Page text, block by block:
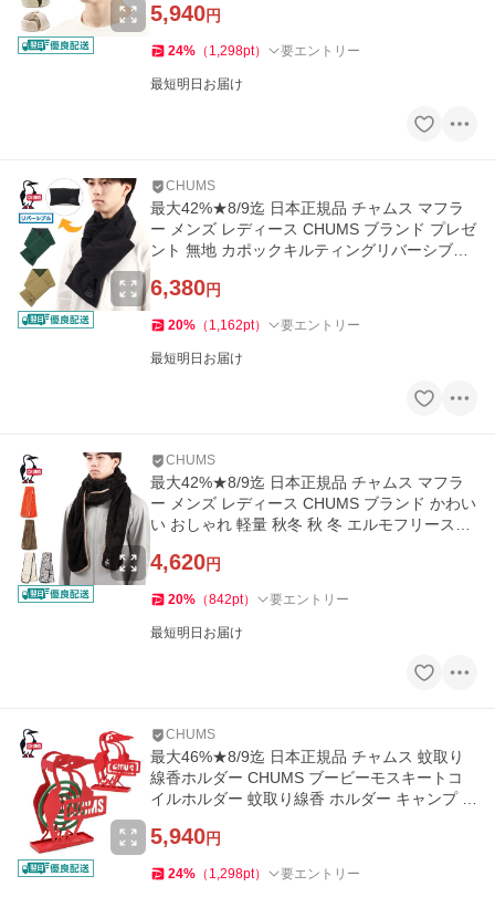
5,940円
24% （ 1,298pt） 要エントリー
最短明日お届け
CHUMS
最大42%★8/9迄 日本正規品 チャムス マフラ
ー メンズ レディース CHUMS ブランド プレゼ
ント 無地 カポックキルティングリバーシブル
6,380円
20% （ 1,162pt） 要エントリー
最短明日お届け
CHUMS
最大42%★8/9迄 日本正規品 チャムス マフラ
ー メンズ レディース CHUMS ブランド かわい
い おしゃれ 軽量 秋冬 秋 冬 エルモフリースマ
4,620円
20% （842pt） 要エントリー
最短明日お届け
CHUMS
最大46%★8/9迄 日本正規品 チャムス 蚊取り
線香ホルダー CHUMS ブービーモスキートコ
イルホルダー 蚊取り線香 ホルダー キャンプ ア
5,940円
24% （ 1,298pt） 要エントリー